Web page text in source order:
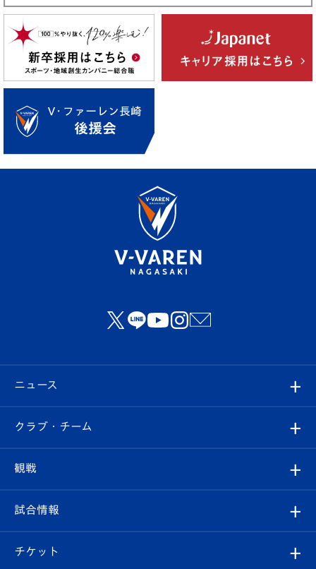
ニュース
すべて
クラブ
試合情報
クラブ・チーム
クラブ概要
観戦
観戦ルール
試合情報
試合日程/結果
チケット